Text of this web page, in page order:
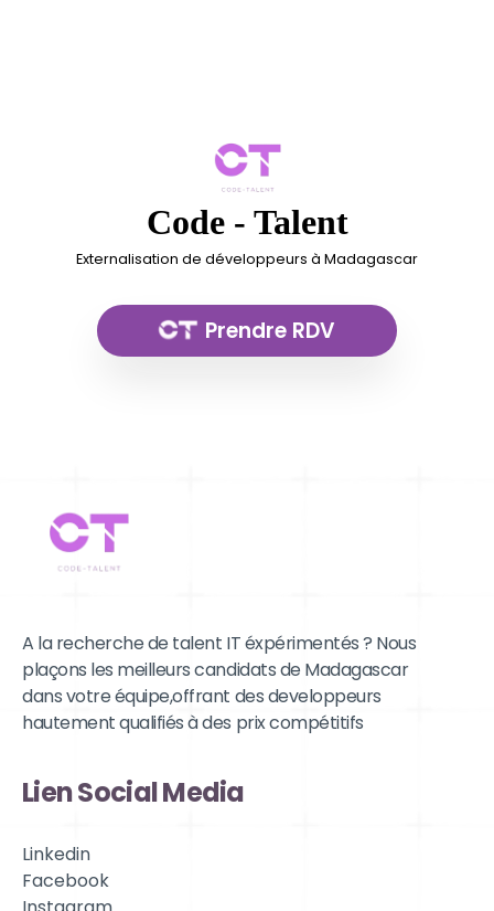
Code - Talent
Externalisation de développeurs à Madagascar
Prendre RDV
A la recherche de talent IT éxpérimentés ? Nous
plaçons les meilleurs candidats de Madagascar
dans votre équipe,offrant des developpeurs
hautement qualifiés à des prix compétitifs
Lien Social Media
Linkedin
Facebook